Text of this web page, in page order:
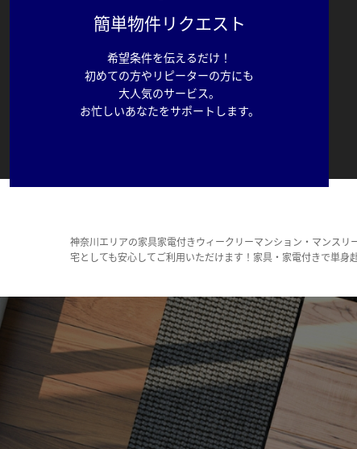
簡単物件リクエスト
希望条件を伝えるだけ！
初めての方やリピーターの方にも
大人気のサービス。
お忙しいあなたをサポートします。
神奈川エリアの家具家電付きウィークリーマンション・マンス
宅としても安心してご利用いただけます！家具・家電付きで単身